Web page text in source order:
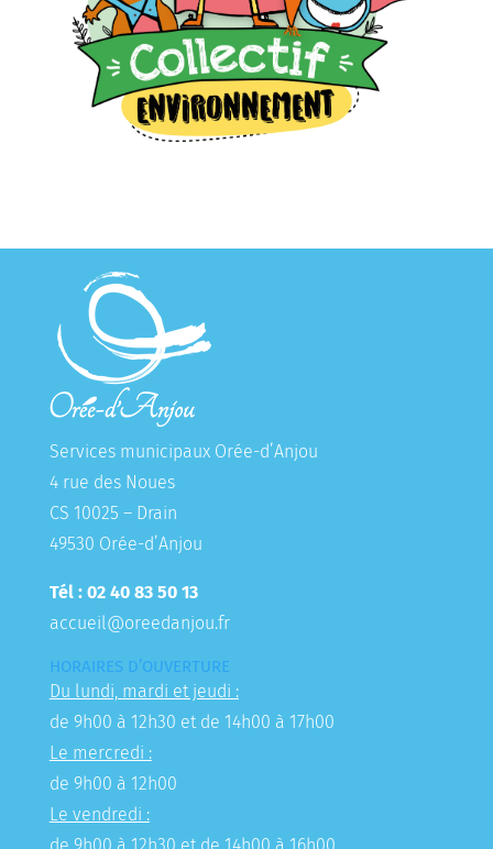
Services municipaux Orée-d’Anjou
4 rue des Noues
CS 10025 – Drain
49530 Orée-d’Anjou
Tél : 02 40 83 50 13
accueil@oreedanjou.fr
HORAIRES D’OUVERTURE
Du lundi, mardi et jeudi :
de 9h00 à 12h30 et de 14h00 à 17h00
Le mercredi :
de 9h00 à 12h00
Le vendredi :